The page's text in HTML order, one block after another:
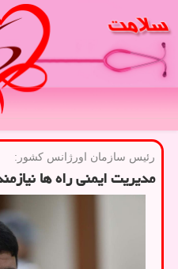
رئیس سازمان اورژانس كشور:
مدیریت ایمنی راه ها